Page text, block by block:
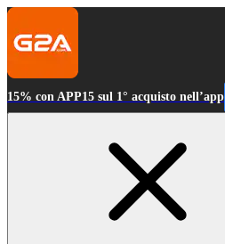
15% con APP15 sul 1° acquisto nell’app